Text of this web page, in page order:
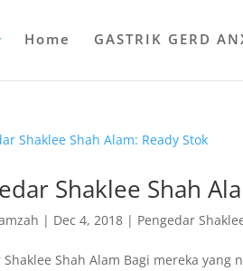
Home GASTRIK GERD
Shaklee Shah
| Dec 4, 2018 | Pengedar
Shaklee Shah Alam Bagi mereka